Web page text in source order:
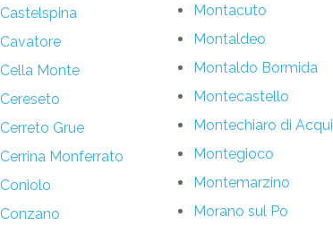
Castelspina
Cavatore
Cella Monte
Cereseto
Cerreto Grue
Cerrina Monferrato
Coniolo
Conzano
Montacuto
Montaldeo
Montaldo Bormida
Montecastello
Montechiaro di Acqui
Montegioco
Montemarzino
Morano sul Po